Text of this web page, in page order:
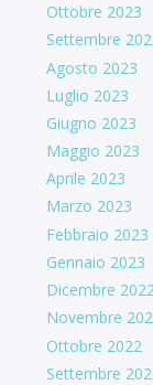
Ottobre 2023
Settembre
Agosto 2023
Luglio 2023
Giugno 2023
Maggio 2023
Aprile 2023
Marzo 2023
Febbraio 2023
Gennaio 2023
Dicembre
Novembre
Ottobre 2022
Settembre